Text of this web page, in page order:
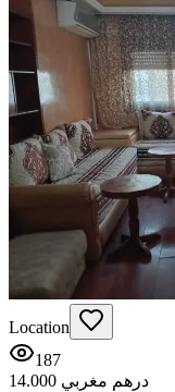
Location
187
14.000 درهم مغربي